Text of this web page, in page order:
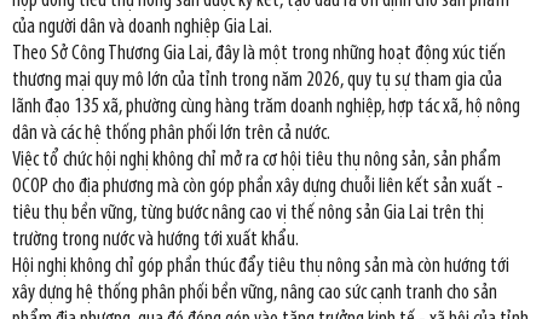
của người dân và doanh nghiệp Gia Lai.
Theo Sở Công Thương Gia Lai, đây là một trong những hoạt động xúc tiến
thương mại quy mô lớn của tỉnh trong năm 2026, quy tụ sự tham gia của
lãnh đạo 135 xã, phường cùng hàng trăm doanh nghiệp, hợp tác xã, hộ nông
dân và các hệ thống phân phối lớn trên cả nước.
Việc tổ chức hội nghị không chỉ mở ra cơ hội tiêu thụ nông sản, sản phẩm
OCOP cho địa phương mà còn góp phần xây dựng chuỗi liên kết sản xuất -
tiêu thụ bền vững, từng bước nâng cao vị thế nông sản Gia Lai trên thị
trường trong nước và hướng tới xuất khẩu.
Hội nghị không chỉ góp phần thúc đẩy tiêu thụ nông sản mà còn hướng tới
xây dựng hệ thống phân phối bền vững, nâng cao sức cạnh tranh cho sản